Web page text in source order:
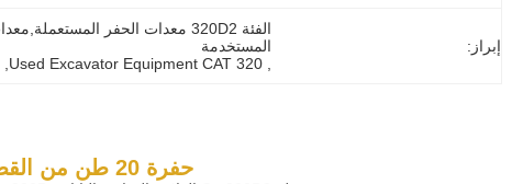
إبراز:
المستخدمة
,
Used Excavator Equipment CAT 320
حفرة 20 طن من القطن المستعمل